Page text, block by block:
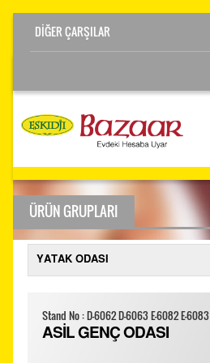
ÜRÜN GRUPLARI
Stand No : D-6062 D-6063 E-6082 E-6083
ASİL GENÇ ODASI